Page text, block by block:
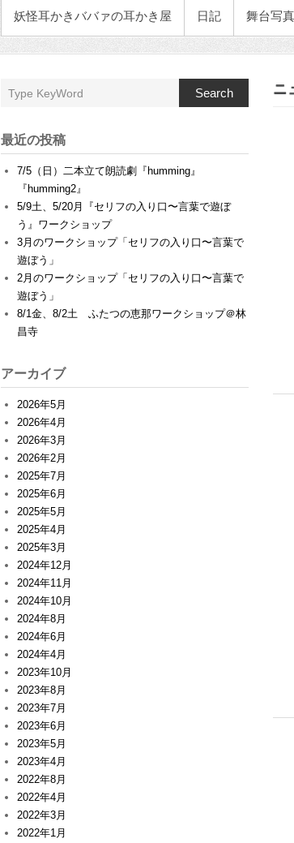
妖怪耳かきババァの耳かき屋 日記 舞台写真
ニ
Search
最近の投稿
7/5（日）二本立て朗読劇『humming』
『humming2』
5/9土、5/20月『セリフの入り口〜言葉で遊ぼ
う』ワークショップ
3月のワークショップ「セリフの入り口〜言葉で
遊ぼう」
2月のワークショップ「セリフの入り口〜言葉で
遊ぼう」
8/1金、8/2土 ふたつの恵那ワークショップ＠林
昌寺
アーカイブ
2026年5月
2026年4月
2026年3月
2026年2月
2025年7月
2025年6月
2025年5月
2025年4月
2025年3月
2024年12月
2024年11月
2024年10月
2024年8月
2024年6月
2024年4月
2023年10月
2023年8月
2023年7月
2023年6月
2023年5月
2023年4月
2022年8月
2022年4月
2022年3月
2022年1月